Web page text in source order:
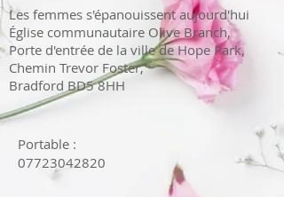
Les femmes s'épanouissent aujourd'hui
Église communautaire Olive Branch,
Porte d'entrée de la ville de Hope Park,
Chemin Trevor Foster,
Bradford BD5 8HH
Portable :
07723042820